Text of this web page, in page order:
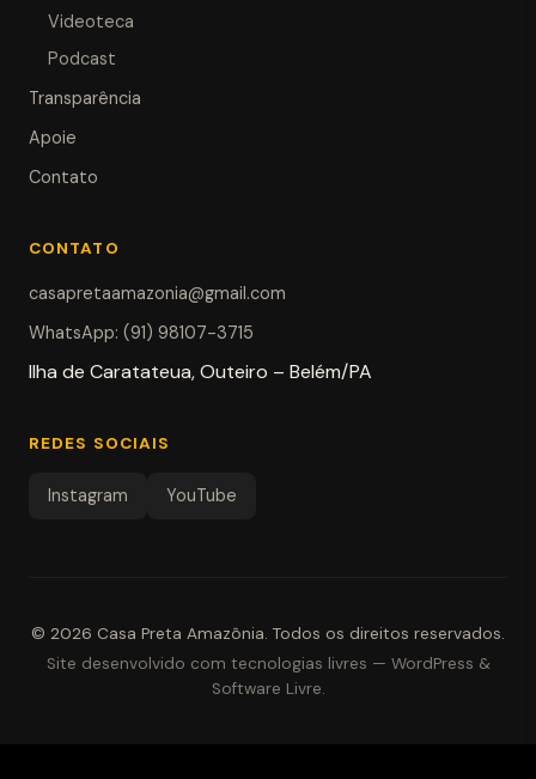
Videoteca
Podcast
Transparência
Apoie
Contato
CONTATO
casapretaamazonia@gmail.com
WhatsApp: (91) 98107-3715
Ilha de Caratateua, Outeiro – Belém/PA
REDES SOCIAIS
Instagram YouTube
© 2026 Casa Preta Amazônia. Todos os direitos reservados.
Site desenvolvido com tecnologias livres — WordPress &
Software Livre.